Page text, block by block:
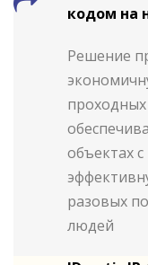
кодом на
Решение
проходных
объектах
разовых
людей